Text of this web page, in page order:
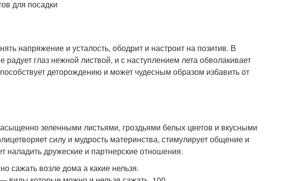
напряжение и усталость, ободрит и настроит на позитив. В
радует глаз нежной листвой, и с наступлением лета обволакивает
деторождению и может чудесным образом избавить от
зеленными листьями, гроздьями белых цветов и вкусными
силу и мудрость материнства, стимулирует общение и
дружеские и партнерские отношения.